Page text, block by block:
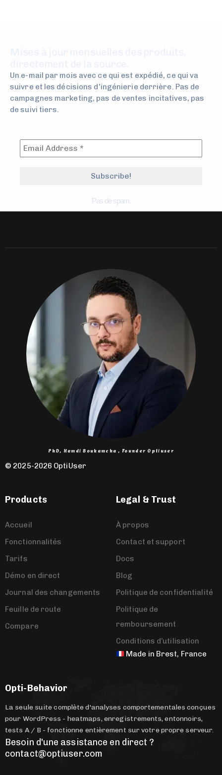
Un e-mail par mois avec ce qui est expédié, ce qui va
suivre et les décisions d'ingénierie derrière. Pas de
campagnes marketing, pas de ventes incitatives, pas
de suivi tiers.
Pas de spam.
PhD, Hamdi Boukamcha , Founder Optiuser
© 2025-2026 OptiUser ​
Products
Accueil
Fonctionnalités
Tarifs
Démo en direct
Journal des changements
Feuille de route
Compare
Legal & Trust
À propos
Contact et support
Docs
Blog
Politique de confidentialité
Politique de
remboursement
Conditions d’utilisation
Made in Brest, France
Opti-Behavior
La seule suite complète d'analyses comportementales conçues
pour WordPress - heatmaps, enregistrements, entonnoirs,
tests A / B - fonctionne entièrement sur votre propre serveur.
Besoin d'une assistance en direct ?
contact@optiuser.com